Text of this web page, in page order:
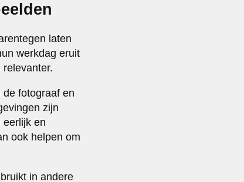
laten
werkdag eruit
fotograaf en
zijn
eerlijk en
ook helpen om
in andere